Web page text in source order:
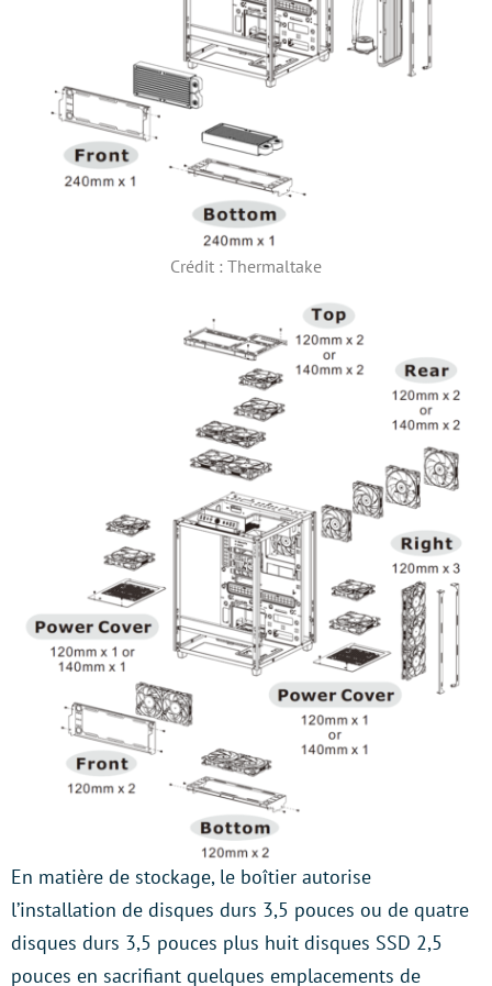
Crédit : Thermaltake
En matière de stockage, le boîtier autorise
l’installation de disques durs 3,5 pouces ou de quatre
disques durs 3,5 pouces plus huit disques SSD 2,5
pouces en sacrifiant quelques emplacements de